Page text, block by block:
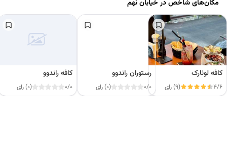
مکان‌های شاخص درخیابان نهم
کافه لونارک
4/6 (9) رای
رستوران راندوو
0/0 (0) رای
کافه راندوو
0/0 (0) رای